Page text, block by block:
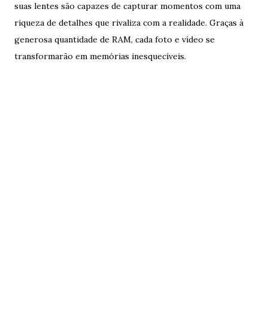
suas lentes são capazes de capturar momentos com uma
riqueza de detalhes que rivaliza com a realidade. Graças à
generosa quantidade de RAM, cada foto e vídeo se
transformarão em memórias inesquecíveis.